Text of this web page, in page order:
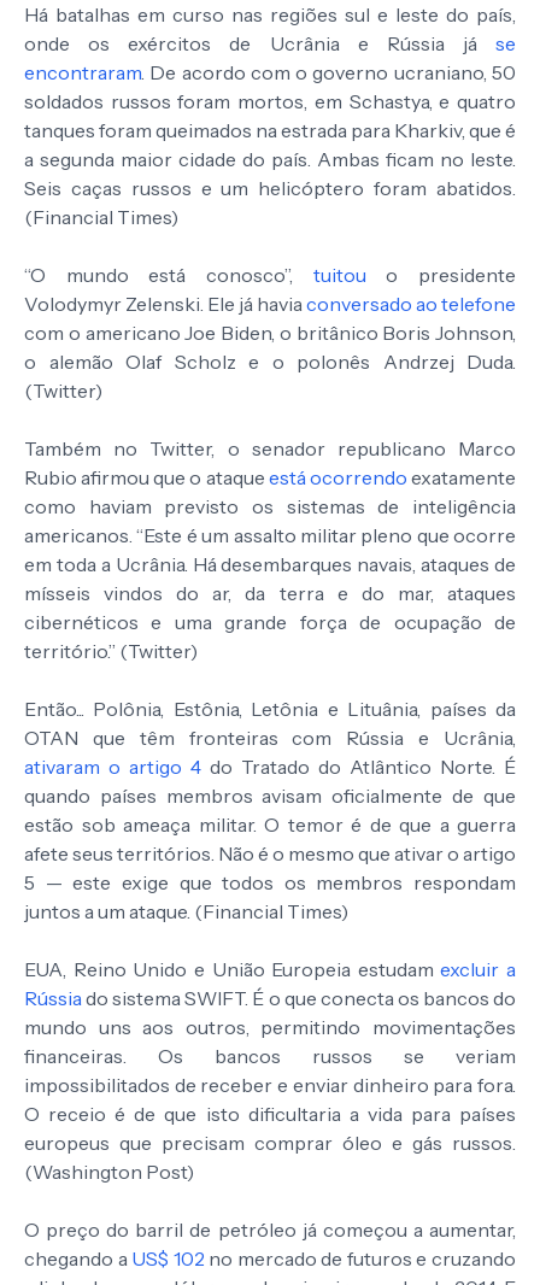
Há batalhas em curso nas regiões sul e leste do país,
onde os exércitos de Ucrânia e Rússia já se
encontraram . De acordo com o governo ucraniano, 50
soldados russos foram mortos, em Schastya, e quatro
tanques foram queimados na estrada para Kharkiv, que é
a segunda maior cidade do país. Ambas ficam no leste.
Seis caças russos e um helicóptero foram abatidos.
(Financial Times)
“O mundo está conosco”, tuitou o presidente
Volodymyr Zelenski. Ele já havia conversado ao telefone
com o americano Joe Biden, o britânico Boris Johnson,
o alemão Olaf Scholz e o polonês Andrzej Duda.
(Twitter)
Também no Twitter, o senador republicano Marco
Rubio afirmou que o ataque está ocorrendo exatamente
como haviam previsto os sistemas de inteligência
americanos. “Este é um assalto militar pleno que ocorre
em toda a Ucrânia. Há desembarques navais, ataques de
mísseis vindos do ar, da terra e do mar, ataques
cibernéticos e uma grande força de ocupação de
território.” (Twitter)
Então... Polônia, Estônia, Letônia e Lituânia, países da
OTAN que têm fronteiras com Rússia e Ucrânia,
ativaram o artigo 4 do Tratado do Atlântico Norte. É
quando países membros avisam oficialmente de que
estão sob ameaça militar. O temor é de que a guerra
afete seus territórios. Não é o mesmo que ativar o artigo
5 — este exige que todos os membros respondam
juntos a um ataque. (Financial Times)
EUA, Reino Unido e União Europeia estudamexcluir a
Rússia do sistema SWIFT. É o que conecta os bancos do
mundo uns aos outros, permitindo movimentações
financeiras. Os bancos russos se veriam
impossibilitados de receber e enviar dinheiro para fora.
O receio é de que isto dificultaria a vida para países
europeus que precisam comprar óleo e gás russos.
(Washington Post)
O preço do barril de petróleo já começou a aumentar,
chegando a US$ 102 no mercado de futuros e cruzando